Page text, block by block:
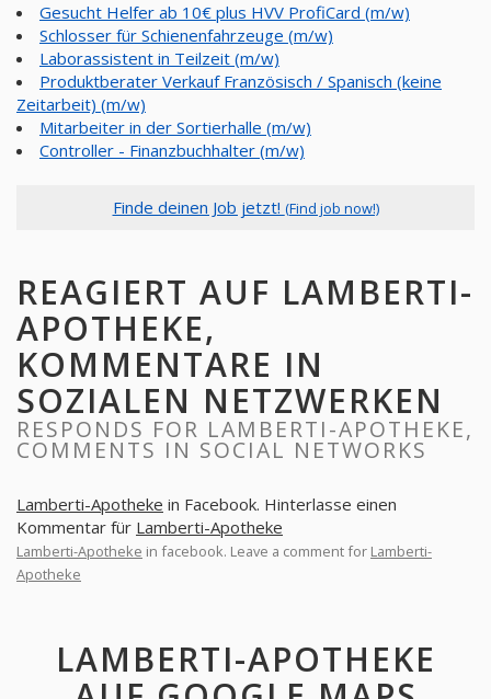
Gesucht Helfer ab 10€ plus HVV ProfiCard (m/w)
Schlosser für Schienenfahrzeuge (m/w)
Laborassistent in Teilzeit (m/w)
Produktberater Verkauf Französisch / Spanisch (keine
Zeitarbeit) (m/w)
Mitarbeiter in der Sortierhalle (m/w)
Controller - Finanzbuchhalter (m/w)
Finde deinen Job jetzt! (Find job now!)
REAGIERT AUF LAMBERTI-
APOTHEKE,
KOMMENTARE IN
SOZIALEN NETZWERKEN
RESPONDS FOR LAMBERTI-APOTHEKE,
COMMENTS IN SOCIAL NETWORKS
Lamberti-Apotheke in Facebook. Hinterlasse einen
Kommentar für Lamberti-Apotheke
Lamberti-Apotheke in facebook. Leave a comment for Lamberti-
Apotheke
LAMBERTI-APOTHEKE